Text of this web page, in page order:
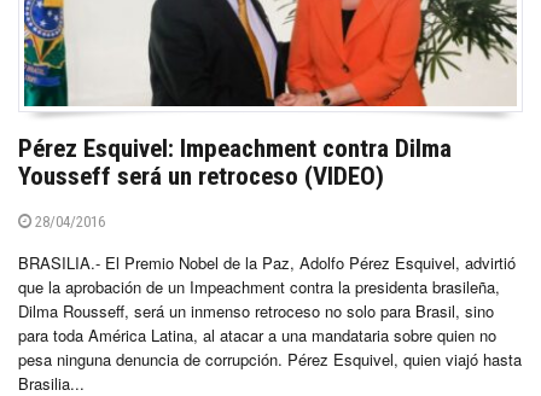
Pérez Esquivel: Impeachment contra Dilma
Yousseff será un retroceso (VIDEO)
28/04/2016
BRASILIA.- El Premio Nobel de la Paz, Adolfo Pérez Esquivel, advirtió
que la aprobación de un Impeachment contra la presidenta brasileña,
Dilma Rousseff, será un inmenso retroceso no solo para Brasil, sino
para toda América Latina, al atacar a una mandataria sobre quien no
pesa ninguna denuncia de corrupción. Pérez Esquivel, quien viajó hasta
Brasilia...